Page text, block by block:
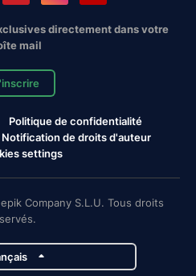
directement dans votre
mail
Politique de confidentialité
Notification de droits d'auteur
settings
Company S.L.U. Tous droits